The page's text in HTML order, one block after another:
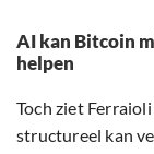
AI kan Bitcoin
helpen
Toch ziet
structureel kan